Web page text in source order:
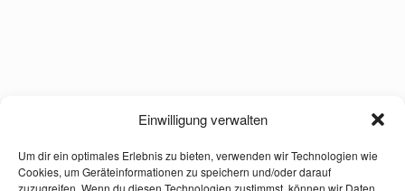
Einwilligung verwalten
Um dir ein optimales Erlebnis zu bieten, verwenden wir Technologien wie
Cookies, um Geräteinformationen zu speichern und/oder darauf
zuzugreifen. Wenn du diesen Technologien zustimmst, können wir Daten